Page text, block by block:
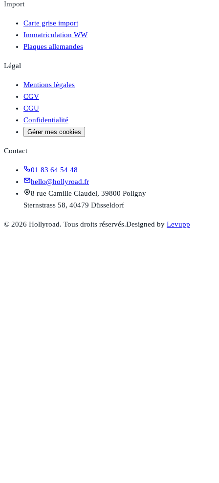
Import
Carte grise import
Immatriculation WW
Plaques allemandes
Légal
Mentions légales
CGV
CGU
Confidentialité
Gérer mes cookies
Contact
01 83 64 54 48
hello@hollyroad.fr
8 rue Camille Claudel, 39800 Poligny
Sternstrass 58, 40479 Düsseldorf
© 2026 Hollyroad. Tous droits réservés.Designed by Levupp